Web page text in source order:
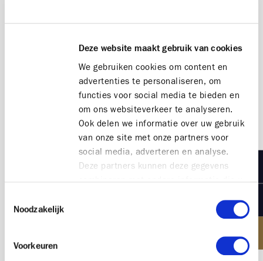
Deze website maakt gebruik van cookies
We gebruiken cookies om content en
advertenties te personaliseren, om
functies voor social media te bieden en
om ons websiteverkeer te analyseren.
Ook delen we informatie over uw gebruik
van onze site met onze partners voor
social media, adverteren en analyse.
Deze partners kunnen deze gegevens
verzameld op basis van uw gebruik van
Noodzakelijk
Voorkeuren
skeletten en travestieten zette hij de maatschappij
Compositietekening van James Ensor met 21
verzamelde Ensor werken - private collection Bart
Versluys - December 2020 Pierre Gillis